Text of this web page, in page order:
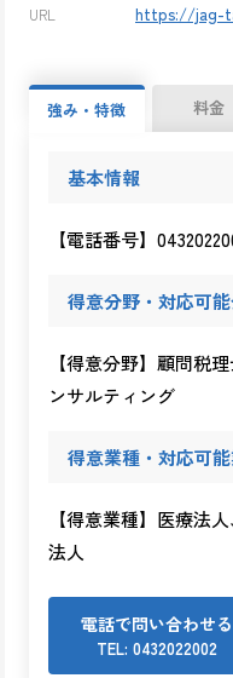
URL https://jag-
強み・特徴 料金
基本情報
【電話番号】
得意分野・対応可
【得意分野】顧問税
ンサルティング
得意業種・対応可
【得意業種】医療法
法人
電話で問い合わせる
TEL: 0432022002